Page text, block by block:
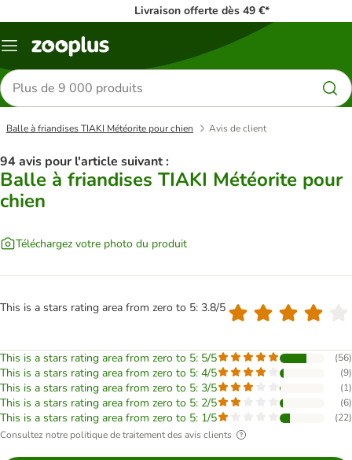
Livraison offerte dès 49 €*
Menu
Rechercher
des
produits
Balle à friandises TIAKI Météorite pour chien Avis de client
94 avis pour l'article suivant :
Balle à friandises TIAKI Météorite pour
chien
Téléchargez votre photo du produit
This is a stars rating area from zero to 5: 3.8/5
This is a stars rating area from zero to 5: 5/5 (56)
This is a stars rating area from zero to 5: 4/5 (9)
This is a stars rating area from zero to 5: 3/5 (1)
This is a stars rating area from zero to 5: 2/5 (6)
This is a stars rating area from zero to 5: 1/5 (22)
Consultez notre politique de traitement des avis clients